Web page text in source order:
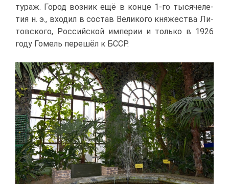
ту­раж. Го­род воз­ник ещё в кон­це 1-го ты­ся­че­ле­
тия н. э., вхо­дил в со­став Ве­ли­ко­го кня­же­ства Ли­
тов­ско­го, Рос­сий­ской им­пе­рии и толь­ко в 1926
го­ду Го­мель пе­ре­шёл к БССР.